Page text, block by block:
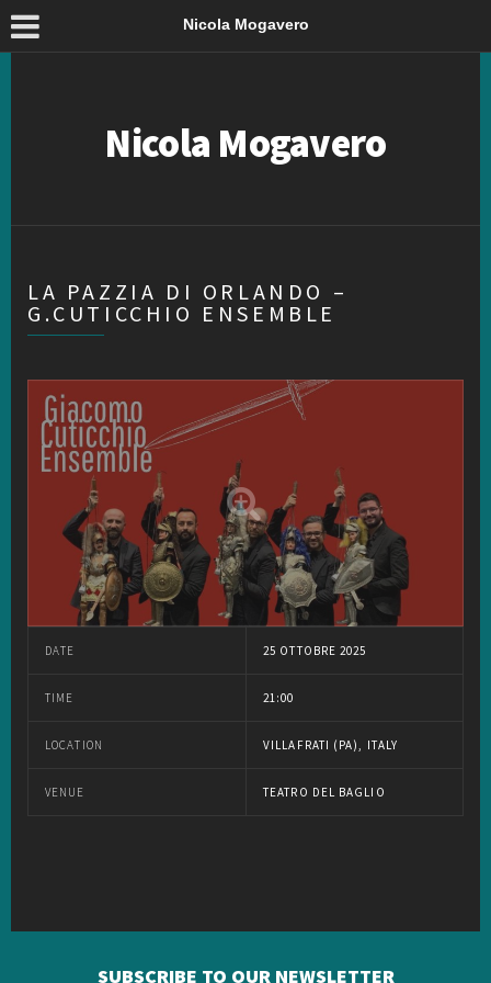
Nicola Mogavero
Nicola Mogavero
LA PAZZIA DI ORLANDO –
G.CUTICCHIO ENSEMBLE
DATE 25 OTTOBRE 2025
TIME 21:00
LOCATION VILLAFRATI (PA), ITALY
VENUE TEATRO DEL BAGLIO
SUBSCRIBE TO OUR NEWSLETTER